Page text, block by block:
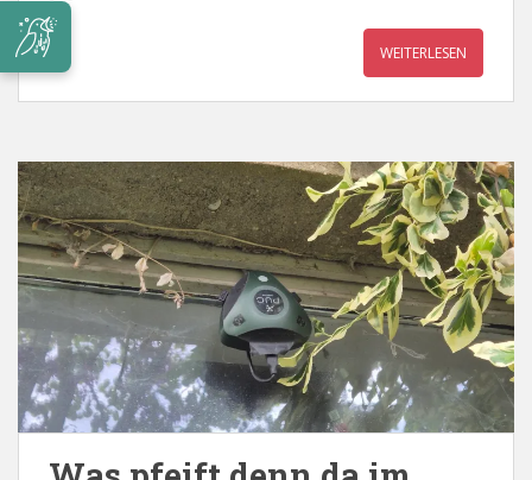
WEITERLESEN